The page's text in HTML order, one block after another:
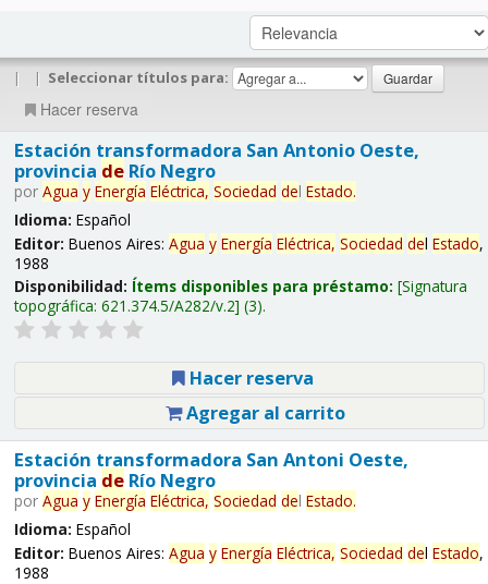
| | Seleccionar títulos para:
Hacer reserva
Estación transformadora San Antonio Oeste,
provincia deRío Negro
por Agua y Energía Eléctrica, Sociedad del Estado.
Idioma: Español
Editor: Buenos Aires: Agua y Energía Eléctrica, Sociedad del Estado,
1988
Disponibilidad: Ítems disponibles para préstamo: Signatura
topográfica: 621.374.5/A282/v.2 (3).
Hacer reserva
Agregar al carrito
Estación transformadora San Antoni Oeste,
provincia deRío Negro
por Agua y Energía Eléctrica, Sociedad del Estado.
Idioma: Español
Editor: Buenos Aires: Agua y Energía Eléctrica, Sociedad del Estado,
1988